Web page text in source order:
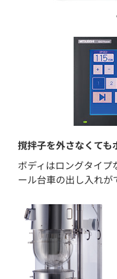
撹拌子を外さなくても
ボディはロングタイ
ール台車の出し入れが